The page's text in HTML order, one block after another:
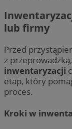
lub firmy
Przed
z
inwentaryzacji
etap, który
proces.
Kroki w